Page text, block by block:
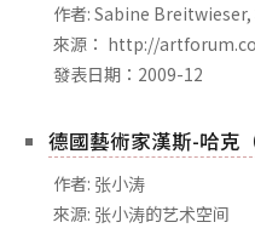
關於
關於本站
出版品
作者: Sabine Breitwieser,
來源： http://
發表日期：2009-12
德國藝術家漢斯-哈克
作者: 张小涛
來源: 张小涛的艺术空间